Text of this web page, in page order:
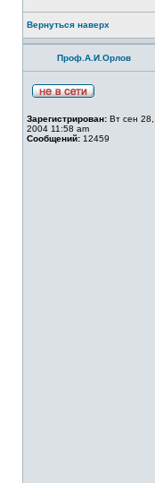
Вернуться наверх
Проф.А.И.Орлов
Зарегистрирован: Вт сен 28,
2004 11:58 am
Сообщений: 12459